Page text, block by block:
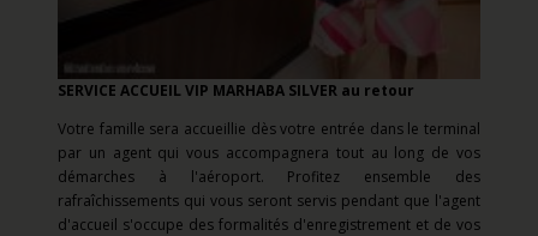
SERVICE ACCUEIL VIP MARHABA SILVER au retour
Votre famille sera accueillie dès votre entrée dans le terminal
par un agent qui vous accompagnera tout au long de vos
démarches à l'aéroport. Profitez ensemble des
rafraîchissements qui vous seront servis pendant que l'agent
d'accueil s'occupe des formalités d'enregistrement et de vos